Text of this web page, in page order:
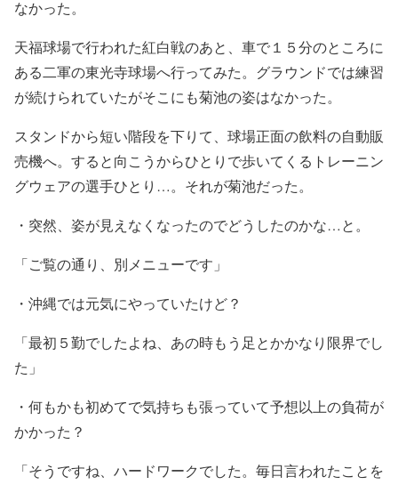
なかった。
天福球場で行われた紅白戦のあと、車で１５分のところに
ある二軍の東光寺球場へ行ってみた。グラウンドでは練習
が続けられていたがそこにも菊池の姿はなかった。
スタンドから短い階段を下りて、球場正面の飲料の自動販
売機へ。すると向こうからひとりで歩いてくるトレーニン
グウェアの選手ひとり…。それが菊池だった。
・突然、姿が見えなくなったのでどうしたのかな…と。
「ご覧の通り、別メニューです」
・沖縄では元気にやっていたけど？
「最初５勤でしたよね、あの時もう足とかかなり限界でし
た」
・何もかも初めてで気持ちも張っていて予想以上の負荷が
かかった？
「そうですね、ハードワークでした。毎日言われたことを